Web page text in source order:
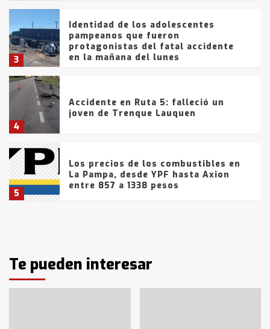
3
Identidad de los adolescentes
pampeanos que fueron
protagonistas del fatal accidente
en la mañana del lunes
4
Accidente en Ruta 5: falleció un
joven de Trenque Lauquen
5
Los precios de los combustibles en
La Pampa, desde YPF hasta Axion
entre 857 a 1338 pesos
6
de la provincia
T.Lauquen: tres jóvenes que
Te pueden interesar